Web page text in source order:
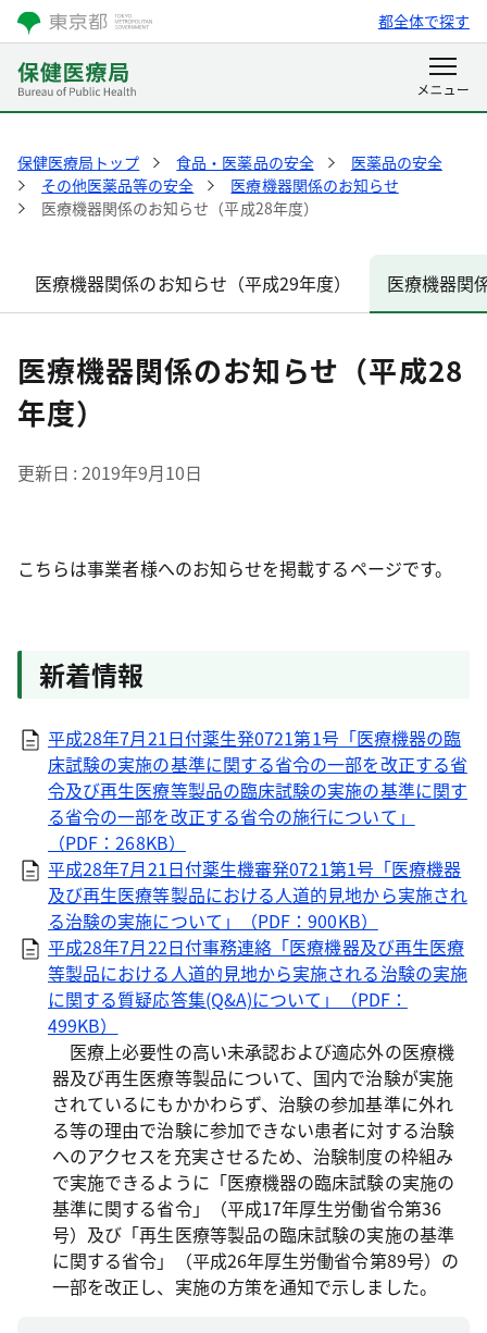
都全体で探す
保健医療局トップ 食品・医薬品の安全
医薬品の安全
その他医薬品等の安全
医療機器関係のお知らせ
医療機器関係のお知らせ（平成28年度）
医療機器関係のお知らせ（平成29年度） 医療機器関
医療機器関係のお知らせ（平成28
年度）
更新日 2019年9月10日
こちらは事業者様へのお知らせを掲載するページです。
新着情報
平成28年7月21日付薬生発0721第1号「医療機器の臨
床試験の実施の基準に関する省令の一部を改正する省
令及び再生医療等製品の臨床試験の実施の基準に関す
る省令の一部を改正する省令の施行について」
（PDF：268KB）
平成28年7月21日付薬生機審発0721第1号「医療機器
及び再生医療等製品における人道的見地から実施され
る治験の実施について」（PDF：900KB）
平成28年7月22日付事務連絡「医療機器及び再生医療
等製品における人道的見地から実施される治験の実施
に関する質疑応答集(Q&A)について」（PDF：
499KB）
医療上必要性の高い未承認および適応外の医療機
器及び再生医療等製品について、国内で治験が実施
されているにもかかわらず、治験の参加基準に外れ
る等の理由で治験に参加できない患者に対する治験
へのアクセスを充実させるため、治験制度の枠組み
で実施できるように「医療機器の臨床試験の実施の
基準に関する省令」（平成17年厚生労働省令第36
号）及び「再生医療等製品の臨床試験の実施の基準
に関する省令」（平成26年厚生労働省令第89号）の
一部を改正し、実施の方策を通知で示しました。